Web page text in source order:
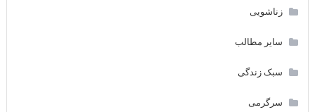
زناشویی
سایر مطالب
سبک زندگی
سرگرمی